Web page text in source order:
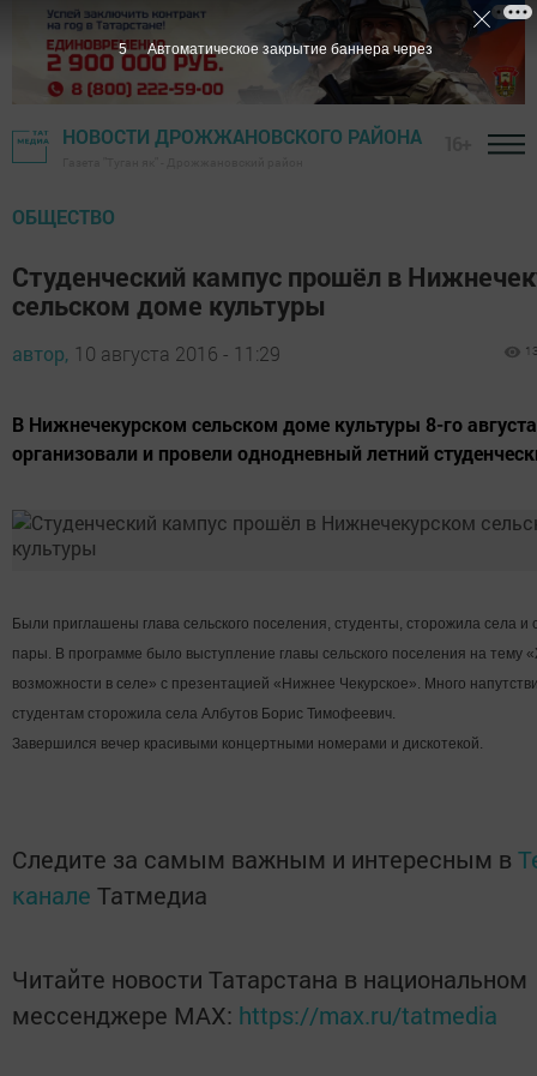
НОВОСТИ ДРОЖЖАНОВСКОГО РАЙОНА
ОБЩЕСТВО
Студенческий кампус прошёл в
сельском доме культуры
автор, 10 августа 2016 - 11:29
В Нижнечекурском сельском доме культуры 8-го
организовали и провели однодневный летний
Были приглашены глава сельского поселения, студенты, сторожила села и
пары. В программе было выступление главы сельского поселения на тему
возможности в селе» с презентацией «Нижнее Чекурское». Много
студентам сторожила села Албутов Борис Тимофеевич.
Завершился вечер красивыми концертными номерами и дискотекой.
Следите за самым важным и интересным в
канале Татмедиа
Читайте новости Татарстана в национальном
мессенджере MАХ: https://max.ru/tatmedia
4 Автоматическое закрытие баннера через